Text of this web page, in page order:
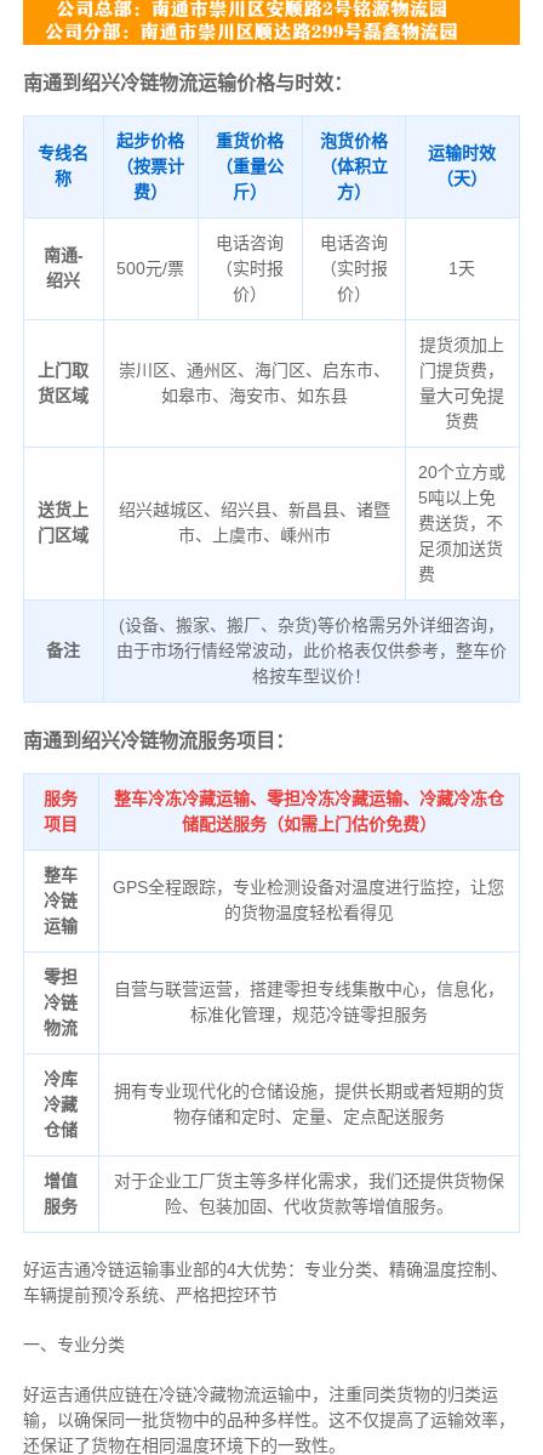
南通到绍兴冷链物流运输价格与时效：
专线名
称
起步价格
（按票计
费）
重货价格
（重量公
斤）
泡货价格
（体积立
方）
运输时效
（天）
南通-
绍兴
500元/票
电话咨询
（实时报
价）
电话咨询
（实时报
价）
1天
上门取
货区域
崇川区、通州区、海门区、启东市、
如皋市、海安市、如东县
提货须加上
门提货费，
量大可免提
货费
送货上
门区域
绍兴越城区、绍兴县、新昌县、诸暨
市、上虞市、嵊州市
20个立方或
5吨以上免
费送货，不
足须加送货
费
备注
(设备、搬家、搬厂、杂货)等价格需另外详细咨询，
由于市场行情经常波动，此价格表仅供参考，整车价
格按车型议价！
南通到绍兴冷链物流服务项目：
服务
项目
整车冷冻冷藏运输、零担冷冻冷藏运输、冷藏冷冻仓
储配送服务（如需上门估价免费）
整车
冷链
运输
GPS全程跟踪，专业检测设备对温度进行监控，让您
的货物温度轻松看得见
零担
冷链
物流
自营与联营运营，搭建零担专线集散中心，信息化，
标准化管理，规范冷链零担服务
冷库
冷藏
仓储
拥有专业现代化的仓储设施，提供长期或者短期的货
物存储和定时、定量、定点配送服务
增值
服务
对于企业工厂货主等多样化需求，我们还提供货物保
险、包装加固、代收货款等增值服务。
好运吉通冷链运输事业部的4大优势： 专业分类、 精确温度控制、
车辆提前预冷系统、 严格把控环节
一、专业分类
好运吉通供应链在冷链冷藏物流运输中，注重同类货物的归类运
输，以确保同一批货物中的品种多样性。这不仅提高了运输效率，
还保证了货物在相同温度环境下的一致性。